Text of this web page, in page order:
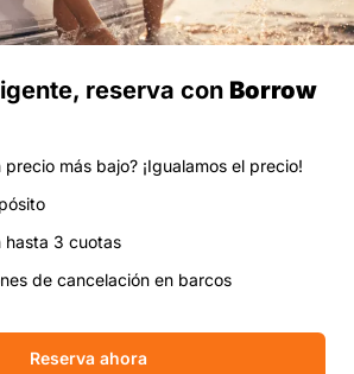
reserva con Borrow
precio más bajo? ¡Igualamos el precio!
hasta 3 cuotas
de cancelación en barcos
Reserva ahora